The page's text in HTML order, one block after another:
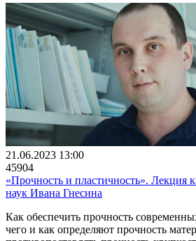
21.06.2023 13:00
45904
«Прочность и пластичность». Лекция
наук Ивана Гнесина
Как обеспечить прочность
чего и как определяют прочность